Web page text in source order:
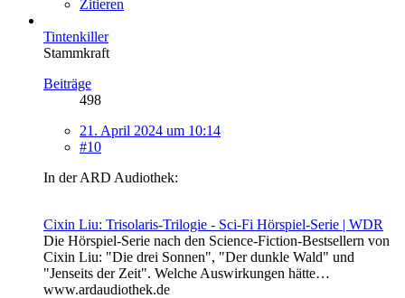
Zitieren
Tintenkiller
Stammkraft
Beiträge
498
21. April 2024 um 10:14
#10
In der ARD Audiothek:
Cixin Liu: Trisolaris-Trilogie - Sci-Fi Hörspiel-Serie | WDR
Die Hörspiel-Serie nach den Science-Fiction-Bestsellern von
Cixin Liu: "Die drei Sonnen", "Der dunkle Wald" und
"Jenseits der Zeit". Welche Auswirkungen hätte…
www.ardaudiothek.de